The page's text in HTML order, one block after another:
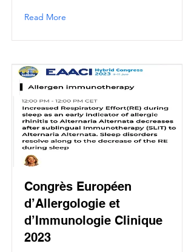
Read More
Congrès Européen
d’Allergologie et
d’Immunologie Clinique
2023